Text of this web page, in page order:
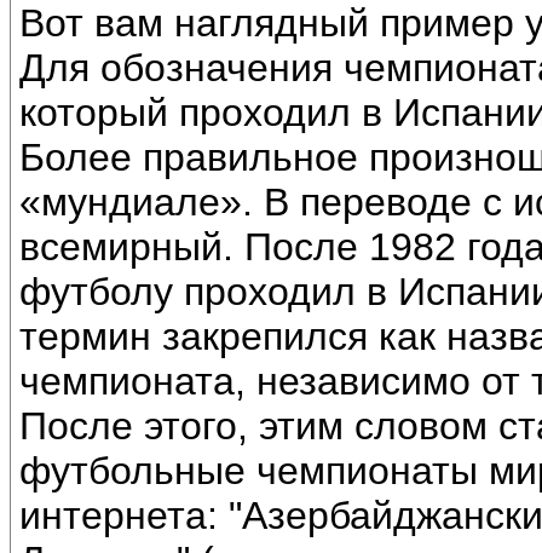
Вот вам наглядный пример
Для обозначения
который проходил в
Более правильное
«мундиале». В переводе с
всемирный. После 1982
футболу проходил в
термин закрепился как
чемпионата, независимо от
После этого, этим словом
футбольные чемпионаты
интернета: